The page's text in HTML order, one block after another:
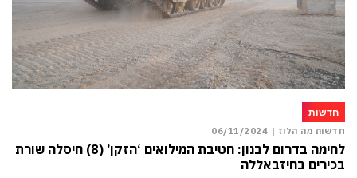
חדשות
חדשות מה הלוז | 06/11/2024
לחימה בדרום לבנון: חטיבת המילואים ‘הזקן’ (8) חיסלה שורת
בכירים בחיזבאללה